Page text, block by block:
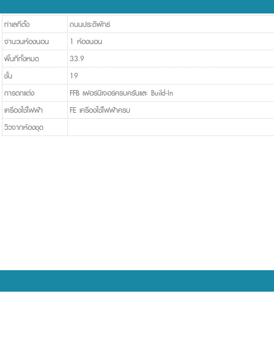
ทำเลที่ตั้ง
ถนนประดิพัทธ์
จำนวนห้องนอน
1 ห้องนอน
พื้นที่ทั้งหมด
33.9
ชั้น
19
การตกแต่ง
FFB เฟอร์นิเจอร์ครบครันและ Build-In
เครื่องใช้ไฟฟ้า
FE เครื่องใช้ไฟฟ้าครบ
วิวจากห้องชุด